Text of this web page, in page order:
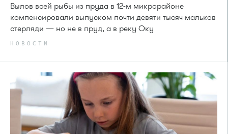
Вылов всей рыбы из пруда в 12-м микрорайоне
компенсировали выпуском почти девяти тысяч мальков
стерляди — но не в пруд, а в реку Оку
НОВОСТИ